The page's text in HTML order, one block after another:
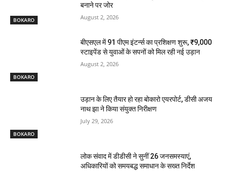
BOKARO
बनाने पर जोर
August 2, 2026
BOKARO
बीएसएल में 91 पीएम इंटर्न्स का प्रशिक्षण शुरू, ₹9,000
स्टाइपेंड से युवाओं के सपनों को मिल रही नई उड़ान
August 2, 2026
BOKARO
उड़ान के लिए तैयार हो रहा बोकारो एयरपोर्ट, डीसी अजय
नाथ झा ने किया संयुक्त निरीक्षण
July 29, 2026
लोक संवाद में डीडीसी ने सुनीं 26 जनसमस्याएं,
अधिकारियों को समयबद्ध समाधान के सख्त निर्देश